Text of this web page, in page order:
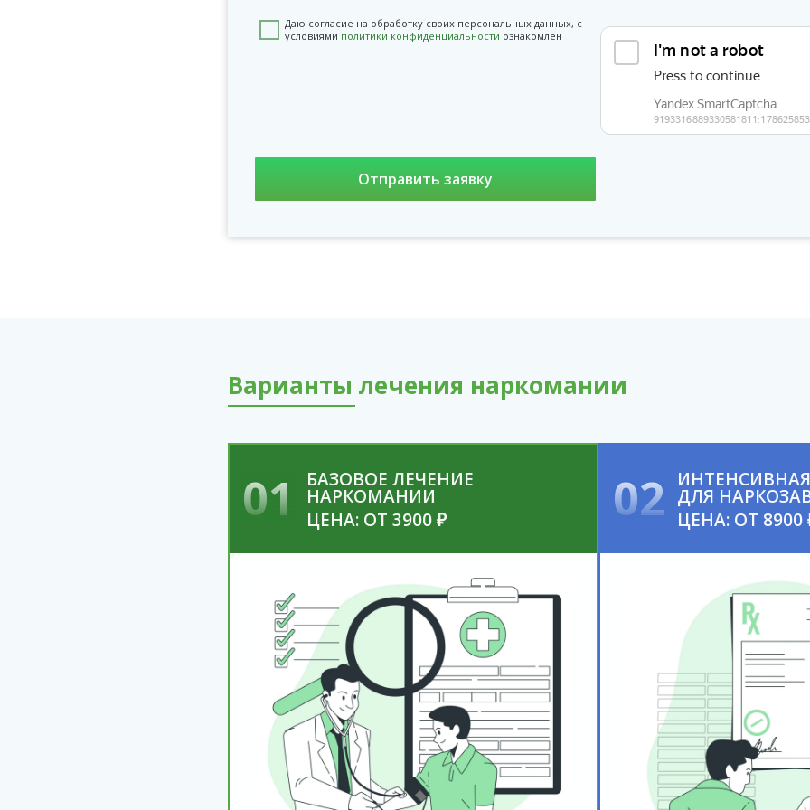
Даю согласие на обработку своих персональных данных, с
условиями политики конфиденциальности ознакомлен
Варианты лечения наркомании
01 БАЗОВОЕ ЛЕЧЕНИЕ
НАРКОМАНИИ
ЦЕНА: ОТ 3900 ₽
02
ДЛЯ
ЦЕНА: ОТ 8900